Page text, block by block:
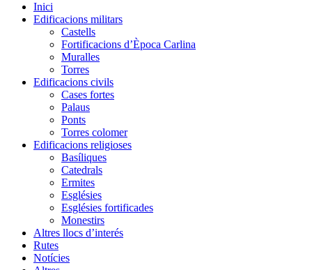
Inici
Edificacions militars
Castells
Fortificacions d’Època Carlina
Muralles
Torres
Edificacions civils
Cases fortes
Palaus
Ponts
Torres colomer
Edificacions religioses
Basíliques
Catedrals
Ermites
Esglésies
Esglésies fortificades
Monestirs
Altres llocs d’interés
Rutes
Notícies